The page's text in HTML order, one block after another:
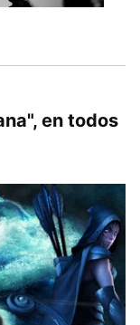
en todos